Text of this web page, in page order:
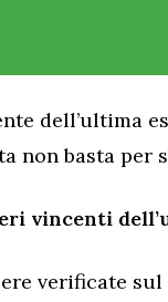
dell’ultima
non basta per
vincenti
verificate